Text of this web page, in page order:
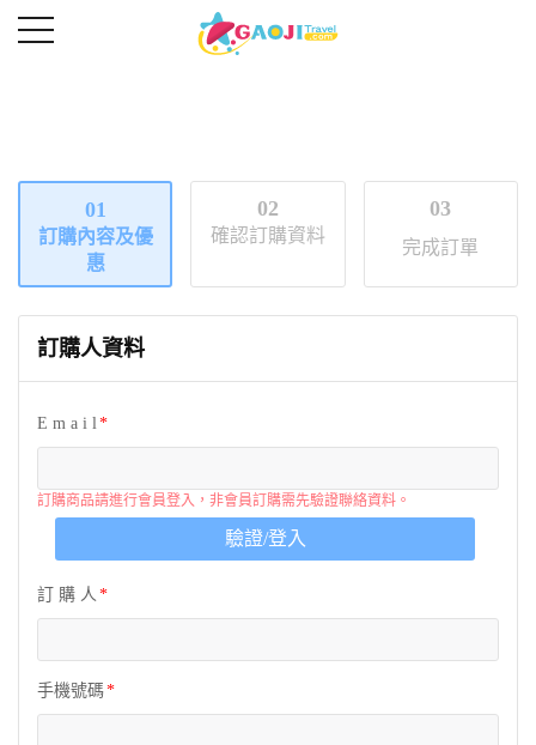
01
訂購內容及優
惠
02
確認訂購資料
03
完成訂單
訂購人資料
E m a i l
訂購商品請進行會員登入，非會員訂購需先驗證聯絡資料。
驗證/登入
訂 購 人
手機號碼